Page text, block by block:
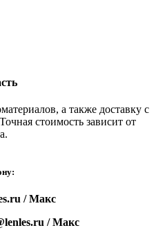
а также доставку с
стоимость зависит от
/ Макс
/ Макс